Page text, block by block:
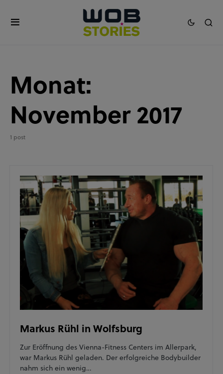
Monat:
November 2017
1 post
Markus Rühl in Wolfsburg
Zur Eröffnung des Vienna-Fitness Centers im Allerpark,
war Markus Rühl geladen. Der erfolgreiche Bodybuilder
nahm sich ein wenig…